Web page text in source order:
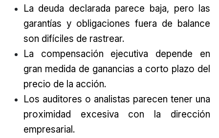
La deuda declarada parece baja, pero las
garantías y obligaciones fuera de balance
son difíciles de rastrear.
La compensación ejecutiva depende en
gran medida de ganancias a corto plazo del
precio de la acción.
Los auditores o analistas parecen tener una
proximidad excesiva con la dirección
empresarial.